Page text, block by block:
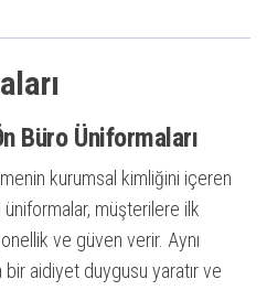
Büro Üniformaları
kurumsal kimliğini içeren
müşterilere ilk
ve güven verir. Aynı
bir aidiyet duygusu yaratır ve